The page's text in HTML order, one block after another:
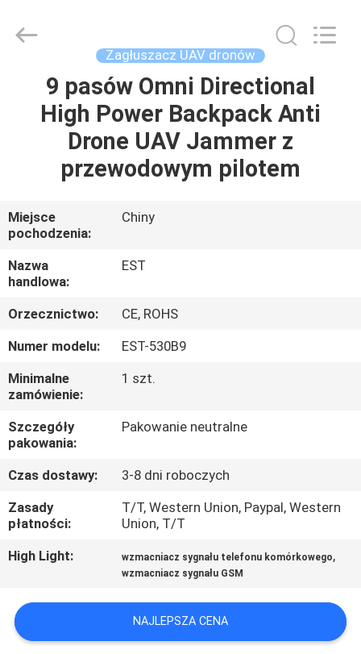
DOM
PRODUKTY
WIDEO
O
NAS
WYCIECZKA
PO
FABRYCE
KONTROLA
JAKOŚCI
SKONTAKTUJ
SIĘ
Z
AKTUALNOŚCI
ELECTRONICS(HK)
CO.,LTD.
Zagłuszacz UAV dronów
9 pasów Omni Directional
High Power Backpack Anti
Drone UAV Jammer z
przewodowym pilotem
Miejsce
pochodzenia:
Chiny
Nazwa
handlowa:
EST
Orzecznictwo:
CE, ROHS
Numer modelu:
EST-530B9
Minimalne
zamówienie:
1 szt.
Szczegóły
pakowania:
Pakowanie neutralne
Czas dostawy:
3-8 dni roboczych
Zasady
płatności:
T/T, Western Union, Paypal, Western
Union, T/T
High Light:
wzmacniacz sygnału telefonu komórkowego,
wzmacniacz sygnału GSM
NAJLEPSZA CENA